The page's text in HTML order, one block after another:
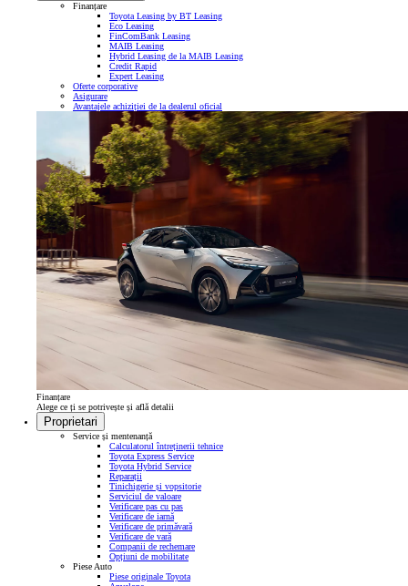
Finanțare
Toyota Leasing by BT Leasing
Eco Leasing
FinComBank Leasing
MAIB Leasing
Hybrid Leasing de la MAIB Leasing
Credit Rapid
Expert Leasing
Oferte corporative
Asigurare
Avantajele achiziției de la dealerul oficial
Finanțare
Alege ce ți se potrivește și află detalii
Proprietari
Service și mentenanță
Calculatorul întreținerii tehnice
Toyota Express Service
Toyota Hybrid Service
Reparații
Tinichigerie și vopsitorie
Serviciul de valoare
Verificare pas cu pas
Verificare de iarnă
Verificare de primăvară
Verificare de vară
Companii de rechemare
Opțiuni de mobilitate
Piese Auto
Piese originale Toyota